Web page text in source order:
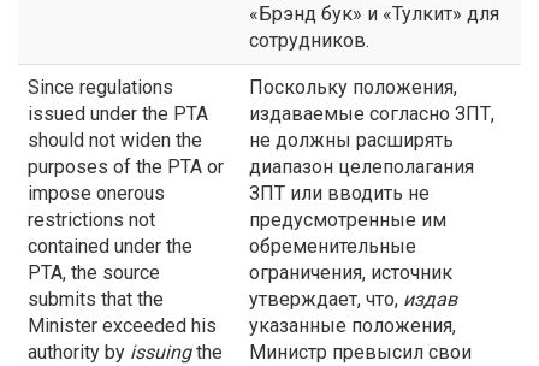
«Брэнд бук» и «Тулкит» для
сотрудников.
Since regulations
issued under the PTA
should not widen the
purposes of the PTA or
impose onerous
restrictions not
contained under the
PTA, the source
submits that the
Minister exceeded his
authority by issuingthe
Поскольку положения,
издаваемые согласно ЗПТ,
не должны расширять
диапазон целеполагания
ЗПТ или вводить не
предусмотренные им
обременительные
ограничения, источник
утверждает, что, издав
указанные положения,
Министр превысил свои